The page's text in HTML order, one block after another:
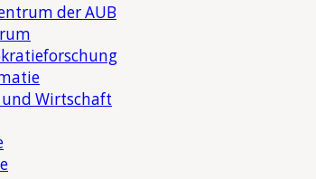
der AUB
Wirtschaft